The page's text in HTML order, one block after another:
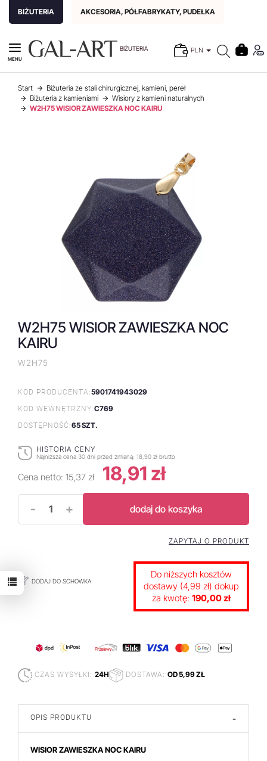
BIŻUTERIA AKCESORIA, PÓŁFABRYKATY, PUDEŁKA
BIŻUTERIA PLN
MENU
Start
Biżuteria ze stali chirurgicznej, kamieni, pereł
Biżuteria z kamieniami
Wisiory z kamieni naturalnych
W2H75 WISIOR ZAWIESZKA NOC KAIRU
W2H75 WISIOR ZAWIESZKA NOC
KAIRU
W2H75
KOD PRODUCENTA:5901741943029
KOD WEWNĘTRZNY:C769
DOSTĘPNOŚĆ:65 SZT.
HISTORIA CENY
Najniższa cena 30 dni przed zmianą: 18,90 zł brutto
Cena netto: 15,37 zł 18,91 zł
- + dodaj do koszyka
DODAJ DO SCHOWKA
ZAPYTAJ O PRODUKT
Do niższych kosztów
dostawy (4,99 zł) dokup
za kwotę: 190,00 zł
CZAS WYSYŁKI: 24H DOSTAWA: OD 5,99 ZŁ
OPIS PRODUKTU -
WISIOR ZAWIESZKA NOC KAIRU